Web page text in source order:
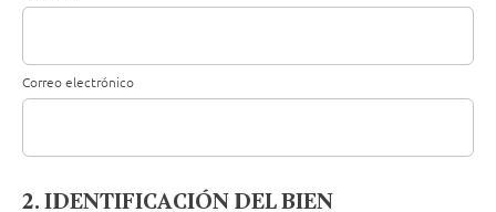
Correo electrónico
2. IDENTIFICACIÓN DEL BIEN